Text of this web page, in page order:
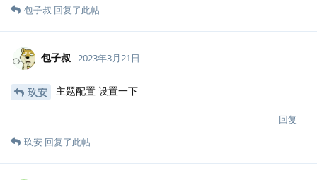
包子叔 回复了此帖
包子叔 2023年3月21日
玖安 主题配置 设置一下
回复
玖安 回复了此帖